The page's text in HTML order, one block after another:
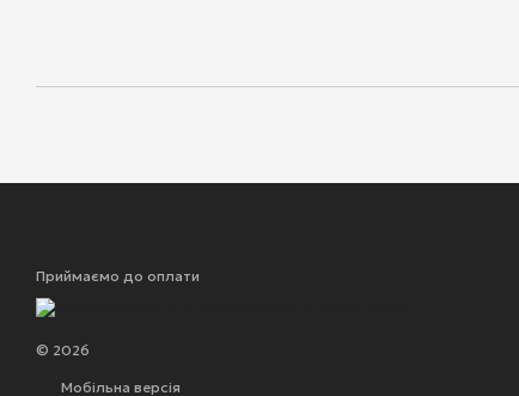
Приймаємо до оплати
© 2026
Мобільна версія